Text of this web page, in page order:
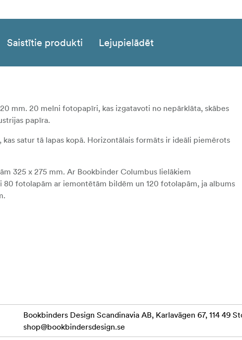
Saistītie produkti Lejupielādēt
mm. 20 melni fotopapīri, kas izgatavoti no nepārklāta, skābes
papīra.
satur tā lapas kopā. Horizontālais formāts ir ideāli piemērots
325 x 275 mm. Ar Bookbinder Columbus lielākiem
fotolapām ar iemontētām bildēm un 120 fotolapām, ja albums
skābes, izturīgs pret novecošanu un sertificēts 230 gramu
Bookbinders Design Scandinavia AB, Karlavägen 67, 114 49
shop@bookbindersdesign.se